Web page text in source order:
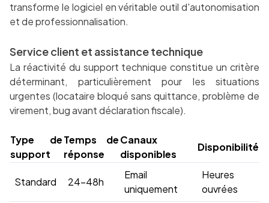
transforme le logiciel en véritable outil d'autonomisation
et de professionnalisation.
Service client et assistance technique
La réactivité du support technique constitue un critère
déterminant, particulièrement pour les situations
urgentes (locataire bloqué sans quittance, problème de
virement, bug avant déclaration fiscale).
Type de
support
Temps de
réponse
Canaux
disponibles
Disponibilité
Standard 24-48h
Email
uniquement
Heures
ouvrées